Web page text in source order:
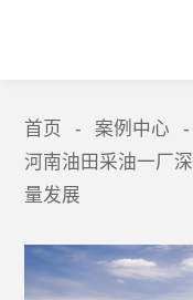
品牌活动
首页 - 案例中心 -
河南油田采油一厂
量发展